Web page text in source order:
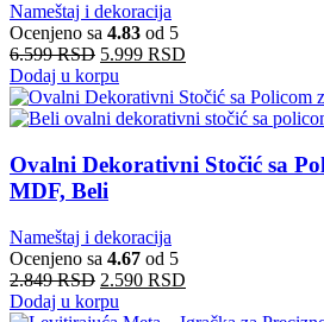
Nameštaj i dekoracija
Ocenjeno sa 4.83 od 5
6.599RSD 5.999 RSD
Dodaj u korpu
Ovalni Dekorativni Stočić sa
MDF, Beli
Nameštaj i dekoracija
Ocenjeno sa 4.67 od 5
2.849RSD 2.590 RSD
Dodaj u korpu